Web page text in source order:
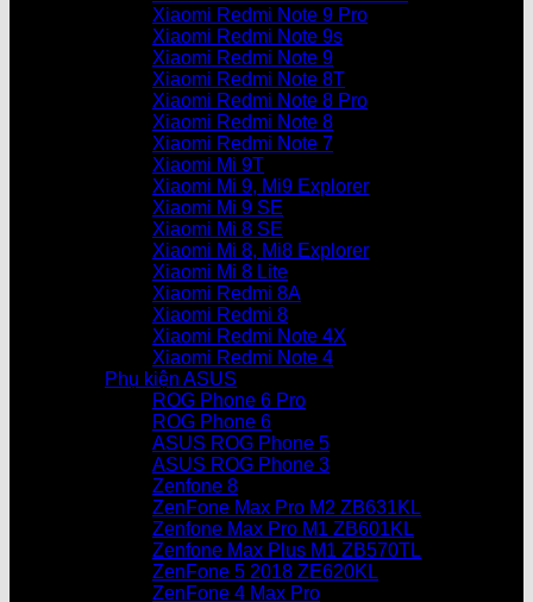
Xiaomi Redmi Note 9 Pro
Xiaomi Redmi Note 9s
Xiaomi Redmi Note 9
Xiaomi Redmi Note 8T
Xiaomi Redmi Note 8 Pro
Xiaomi Redmi Note 8
Xiaomi Redmi Note 7
Xiaomi Mi 9T
Xiaomi Mi 9, Mi9 Explorer
Xiaomi Mi 9 SE
Xiaomi Mi 8 SE
Xiaomi Mi 8, Mi8 Explorer
Xiaomi Mi 8 Lite
Xiaomi Redmi 8A
Xiaomi Redmi 8
Xiaomi Redmi Note 4X
Xiaomi Redmi Note 4
Phụ kiện ASUS
ROG Phone 6 Pro
ROG Phone 6
ASUS ROG Phone 5
ASUS ROG Phone 3
Zenfone 8
ZenFone Max Pro M2 ZB631KL
Zenfone Max Pro M1 ZB601KL
Zenfone Max Plus M1 ZB570TL
ZenFone 5 2018 ZE620KL
ZenFone 4 Max Pro